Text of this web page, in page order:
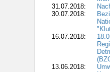
31.07.2018:
30.07.2018:
16.07.2018:
13.06.2018: